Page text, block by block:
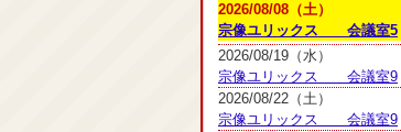
2026/08/08（土）
宗像ユリックス 会議室5
2026/08/19（水）
宗像ユリックス 会議室9
2026/08/22（土）
宗像ユリックス 会議室9